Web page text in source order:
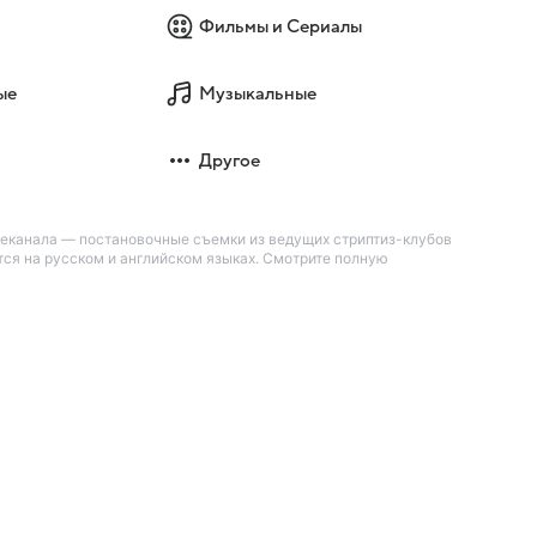
Фильмы и Сериалы
Музыкальные
Другое
— постановочные съемки из ведущих стриптиз-клубов
на русском и английском языках. Смотрите полную